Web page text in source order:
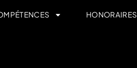
HONORAIRES